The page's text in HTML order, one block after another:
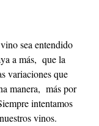
sea entendido
a más, que la
variaciones que
manera, más por
intentamos
vinos.